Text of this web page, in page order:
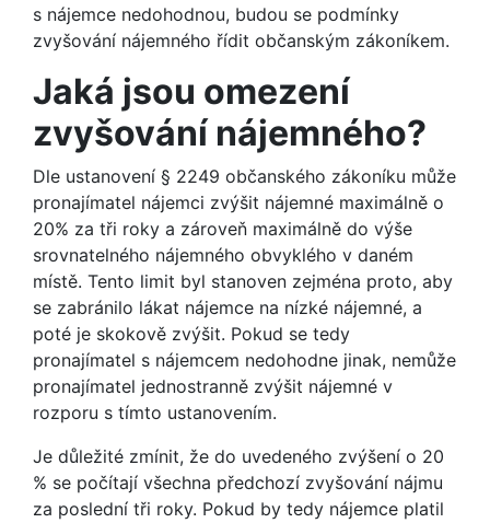
s nájemce nedohodnou, budou se podmínky
zvyšování nájemného řídit občanským zákoníkem.
Jaká jsou omezení
zvyšování nájemného?
Dle ustanovení § 2249 občanského zákoníku může
pronajímatel nájemci zvýšit nájemné maximálně o
20% za tři roky a zároveň maximálně do výše
srovnatelného nájemného obvyklého v daném
místě. Tento limit byl stanoven zejména proto, aby
se zabránilo lákat nájemce na nízké nájemné, a
poté je skokově zvýšit. Pokud se tedy
pronajímatel s nájemcem nedohodne jinak, nemůže
pronajímatel jednostranně zvýšit nájemné v
rozporu s tímto ustanovením.
Je důležité zmínit, že do uvedeného zvýšení o 20
% se počítají všechna předchozí zvyšování nájmu
za poslední tři roky. Pokud by tedy nájemce platil